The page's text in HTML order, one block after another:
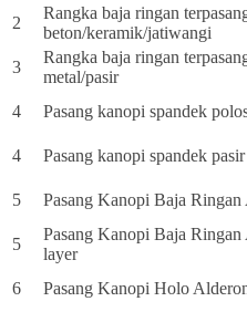
2
Rangka baja ringan
beton/keramik/jatiwangi
3
Rangka baja ringan
metal/pasir
4
Pasang kanopi spandek
4
Pasang kanopi spandek pasir
5
Pasang Kanopi Baja
5
Pasang Kanopi Baja
layer
6
Pasang Kanopi Holo